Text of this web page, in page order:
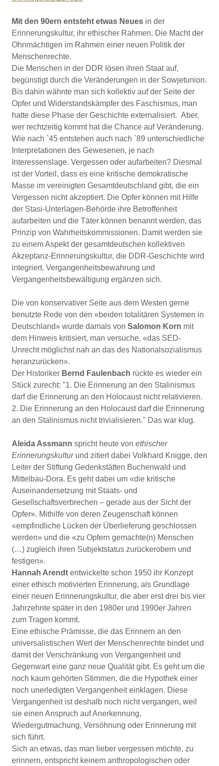
Mit den 90ern entsteht etwas Neues in der
Erinnerungskultur, ihr ethischer Rahmen. Die Macht der
Ohnmächtigen im Rahmen einer neuen Politik der
Menschenrechte.
Die Menschen in der DDR lösen ihren Staat auf,
begünstigt durch die Veränderungen in der Sowjetunion.
Bis dahin wähnte man sich kollektiv auf der Seite der
Opfer und Widerstandskämpfer des Faschismus, man
hatte diese Phase der Geschichte externalisiert. Aber,
wer rechtzeitig kommt hat die Chance auf Veränderung.
Wie nach `45 entstehen auch nach `89 unterschiedliche
Interpretationen des Gewesenen, je nach
Interessenslage. Vergessen oder aufarbeiten? Diesmal
ist der Vorteil, dass es eine kritische demokratische
Masse im vereinigten Gesamtdeutschland gibt, die ein
Vergessen nicht akzeptiert. Die Opfer können mit Hilfe
der Stasi-Unterlagen-Behörde ihre Betroffenheit
aufarbeiten und die Täter können benannt werden, das
Prinzip von Wahrheitskommissionen. Damit werden sie
zu einem Aspekt der gesamtdeutschen kollektiven
Akzeptanz-Erinnerungskultur, die DDR-Geschichte wird
integriert. Vergangenheitsbewahrung und
Vergangenheitsbewältigung ergänzen sich.
Die von konservativer Seite aus dem Westen gerne
benutzte Rede von den «beiden totalitären Systemen in
Deutschland» wurde damals von Salomon Korn mit
dem Hinweis kritisiert, man versuche, «das SED-
Unrecht möglichst nah an das des Nationalsozialismus
heranzurücken».
Der Historiker Bernd Faulenbach rückte es wieder ein
Stück zurecht: "1. Die Erinnerung an den Stalinismus
darf die Erinnerung an den Holocaust nicht relativieren.
2. Die Erinnerung an den Holocaust darf die Erinnerung
an den Stalinismus nicht trivialisieren." Das war klug.
Aleida Assmann spricht heute von ethischer
Erinnerungskulturund zitiert dabei Volkhard Knigge, den
Leiter der Stiftung Gedenkstätten Buchenwald und
Mittelbau-Dora. Es geht dabei um «die kritische
Auseinandersetzung mit Staats- und
Gesellschaftsverbrechen – gerade aus der Sicht der
Opfer». Mithilfe von deren Zeugenschaft können
«empfindliche Lücken der Überlieferung geschlossen
werden» und die «zu Opfern gemachte(n) Menschen
(…) zugleich ihren Subjektstatus zurückerobern und
festigen».
Hannah Arendt entwickelte schon 1950 ihr Konzept
einer ethisch motivierten Erinnerung, als Grundlage
einer neuen Erinnerungskultur, die aber erst drei bis vier
Jahrzehnte später in den 1980er und 1990er Jahren
zum Tragen kommt.
Eine ethische Prämisse, die das Erinnern an den
universalistischen Wert der Menschenrechte bindet und
damit der Verschränkung von Vergangenheit und
Gegenwart eine ganz neue Qualität gibt. Es geht um die
noch kaum gehörten Stimmen, die die Hypothek einer
noch unerledigten Vergangenheit einklagen. Diese
Vergangenheit ist deshalb noch nicht vergangen, weil
sie einen Anspruch auf Anerkennung,
Wiedergutmachung, Versöhnung oder Erinnerung mit
sich führt.
Sich an etwas, das man lieber vergessen möchte, zu
erinnern, entspricht keinem anthropologischen oder